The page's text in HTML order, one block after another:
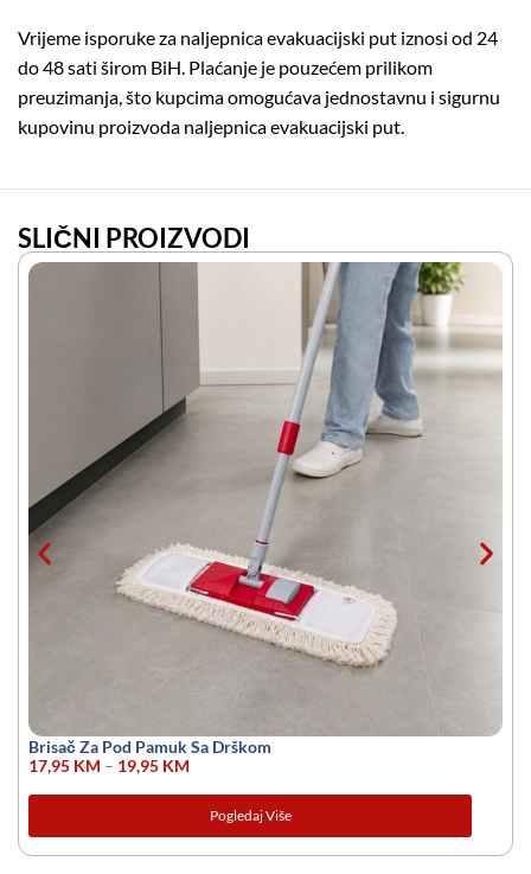
Vrijeme isporuke za naljepnica evakuacijski put iznosi od 24
do 48 sati širom BiH. Plaćanje je pouzećem prilikom
preuzimanja, što kupcima omogućava jednostavnu i sigurnu
kupovinu proizvoda naljepnica evakuacijski put.
SLIČNI PROIZVODI
Brisač Za Pod Pamuk Sa Drškom
17,95 KM – 19,95 KM
Pogledaj Više